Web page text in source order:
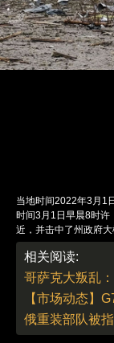
当地时间2022年3月1
时间3月1日早晨8时许
近，并击中了州政府
示一些车辆正往来于
视觉中国
责任编辑：白雪 | 版
相关阅读:
哥萨克大叛乱
俄重装部队被